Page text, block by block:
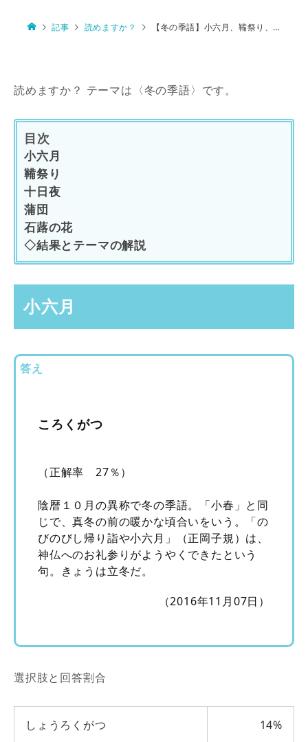
記事 読めますか？ 【冬の季語】小六月、鞴祭り、十日夜、蒲団、石蕗の花
読めますか？ テーマは〈冬の季語〉です。
目次
小六月
鞴祭り
十日夜
蒲団
石蕗の花
◇結果とテーマの解説
小六月
答え
ころくがつ
（正解率 27％）
陰暦１０月の異称で冬の季語。「小春」と同
じで、真冬の前の暖かな頃合いをいう。「の
びのびし帰り詣や小六月」（正岡子規）は、
神仏へのお礼参りがようやくできたという
句。きょうは立冬だ。
（2016年11月07日）
選択肢と回答割合
しょうろくがつ 14%